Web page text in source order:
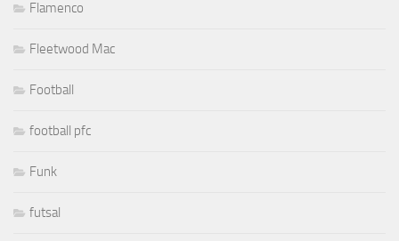
Flamenco
Fleetwood Mac
Football
football pfc
Funk
futsal